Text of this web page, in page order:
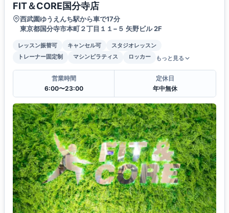
FIT＆CORE国分寺店
西武園ゆうえんち駅から車で17分
東京都国分寺市本町２丁目１１−５ 矢野ビル 2F
レッスン振替可 キャンセル可
スタジオレッスン
トレーナー固定制
マシンピラティス ロッカー もっと見る
営業時間
6:00〜23:00
定休日
年中無休